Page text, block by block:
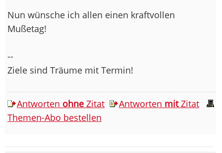
Nun wünsche ich allen einen kraftvollen
Mußetag!
--
Ziele sind Träume mit Termin!
Antworten ohne Zitat Antworten mitZitat
Themen-Abo bestellen